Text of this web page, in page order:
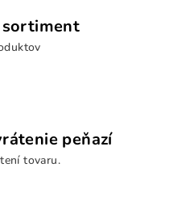
peňazí
tovaru.